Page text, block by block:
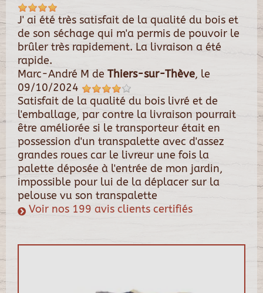
J' ai été très satisfait de la qualité du bois et
de son séchage qui m'a permis de pouvoir le
brûler très rapidement. La livraison a été
rapide.
Marc-André M de Thiers-sur-Thève, le
09/10/2024
Satisfait de la qualité du bois livré et de
l'emballage, par contre la livraison pourrait
être améliorée si le transporteur était en
possession d'un transpalette avec d'assez
grandes roues car le livreur une fois la
palette déposée à l'entrée de mon jardin,
impossible pour lui de la déplacer sur la
pelouse vu son transpalette
Voir nos 199 avis clients certifiés